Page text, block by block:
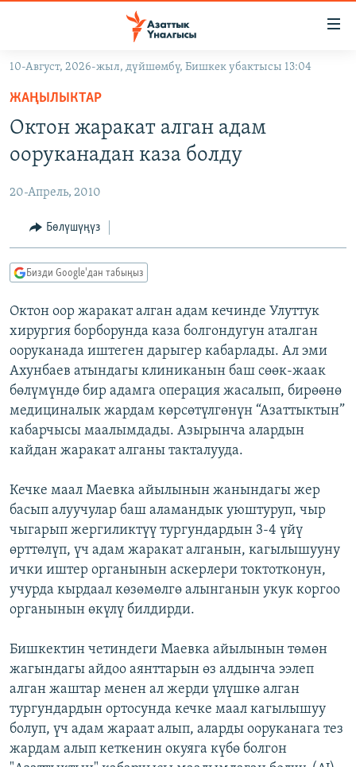
Навигацияга
өтүңүз
Издөөгө
салыңыз
ЭКОНОМИКА
МАДАНИЯТ
БОРБОР АЗИЯ
УКРАИНА
АТАЙЫН ИЛИКТӨӨ
ТВ ПРОГРАММАЛАР
ЭКСПЕРТТЕР ТАЛДАЙТ
БИЗ ЖАНА ДҮЙНӨ
ДАНИСТЕ
ЭЖЕ-СИҢДИЛЕР
АЗАТТЫК+
ЫҢГАЙСЫЗ СУРООЛОР
ӨЗГӨЧӨ ПИКИР
Русский
ОНЛАЙН ШЕРИНЕ
10-Август, 2026-жыл, дүйшөмбү, Бишкек убактысы 13:04
ЖАҢЫЛЫКТАР
Октон жаракат алган адам
ооруканадан каза болду
20-Апрель, 2010
Бөлүшүңүз
Бизди Google'дан табыңыз
Октон оор жаракат алган адам кечинде Улуттук
хирургия борборунда каза болгондугун аталган
ооруканада иштеген дарыгер кабарлады. Ал эми
Ахунбаев атындагы клиниканын баш сөөк-жаак
бөлүмүндө бир адамга операция жасалып, бирөөнө
медициналык жардам көрсөтүлгөнүн “Азаттыктын”
кабарчысы маалымдады. Азырынча алардын
кайдан жаракат алганы такталууда.
Кечке маал Маевка айылынын жанындагы жер
басып алуучулар баш аламандык уюштуруп, чыр
чыгарып жергиликтүү тургундардын 3-4 үйү
өрттөлүп, үч адам жаракат алганын, кагылышууну
ички иштер органынын аскерлери токтотконун,
учурда кырдаал көзөмөлгө алынганын укук коргоо
органынын өкүлү билдирди.
Бишкектин четиндеги Маевка айылынын төмөн
жагындагы айдоо аянттарын өз алдынча ээлеп
алган жаштар менен ал жерди үлүшкө алган
тургундардын ортосунда кечке маал кагылышуу
болуп, үч адам жараат алып, аларды ооруканага тез
жардам алып кеткенин окуяга күбө болгон